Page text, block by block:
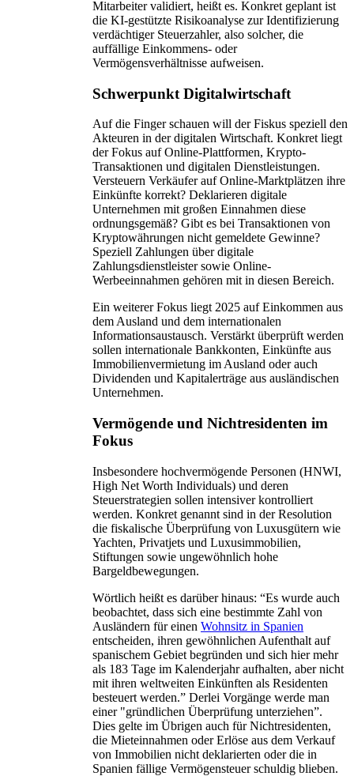
Mitarbeiter validiert, heißt es. Konkret geplant ist
die KI-gestützte Risikoanalyse zur Identifizierung
verdächtiger Steuerzahler, also solcher, die
auffällige Einkommens- oder
Vermögensverhältnisse aufweisen.
Schwerpunkt Digitalwirtschaft
Auf die Finger schauen will der Fiskus speziell den
Akteuren in der digitalen Wirtschaft. Konkret liegt
der Fokus auf Online-Plattformen, Krypto-
Transaktionen und digitalen Dienstleistungen.
Versteuern Verkäufer auf Online-Marktplätzen ihre
Einkünfte korrekt? Deklarieren digitale
Unternehmen mit großen Einnahmen diese
ordnungsgemäß? Gibt es bei Transaktionen von
Kryptowährungen nicht gemeldete Gewinne?
Speziell Zahlungen über digitale
Zahlungsdienstleister sowie Online-
Werbeeinnahmen gehören mit in diesen Bereich.
Ein weiterer Fokus liegt 2025 auf Einkommen aus
dem Ausland und dem internationalen
Informationsaustausch. Verstärkt überprüft werden
sollen internationale Bankkonten, Einkünfte aus
Immobilienvermietung im Ausland oder auch
Dividenden und Kapitalerträge aus ausländischen
Unternehmen.
Vermögende und Nichtresidenten im
Fokus
Insbesondere hochvermögende Personen (HNWI,
High Net Worth Individuals) und deren
Steuerstrategien sollen intensiver kontrolliert
werden. Konkret genannt sind in der Resolution
die fiskalische Überprüfung von Luxusgütern wie
Yachten, Privatjets und Luxusimmobilien,
Stiftungen sowie ungewöhnlich hohe
Bargeldbewegungen.
Wörtlich heißt es darüber hinaus: “Es wurde auch
beobachtet, dass sich eine bestimmte Zahl von
Ausländern für einen Wohnsitz in Spanien
entscheiden, ihren gewöhnlichen Aufenthalt auf
spanischem Gebiet begründen und sich hier mehr
als 183 Tage im Kalenderjahr aufhalten, aber nicht
mit ihren weltweiten Einkünften als Residenten
besteuert werden.” Derlei Vorgänge werde man
einer "gründlichen Überprüfung unterziehen”.
Dies gelte im Übrigen auch für Nichtresidenten,
die Mieteinnahmen oder Erlöse aus dem Verkauf
von Immobilien nicht deklarierten oder die in
Spanien fällige Vermögensteuer schuldig blieben.